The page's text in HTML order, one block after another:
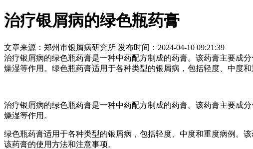
治疗银屑病的绿色瓶药膏
文章来源：郑州市银屑病研究所 发布时间：2024-04-10 09:21:39
治疗银屑病的绿色瓶药膏是一种中药配方制成的药膏。该药膏主要成
燥湿等作用。绿色瓶药膏适用于各种类型的银屑病，包括轻度、中度
治疗银屑病的绿色瓶药膏是一种中药配方制成的药膏。该药膏主要成
燥湿等作用。
绿色瓶药膏适用于各种类型的银屑病，包括轻度、中度和重度病例。
该药膏的使用方法和注意事项。